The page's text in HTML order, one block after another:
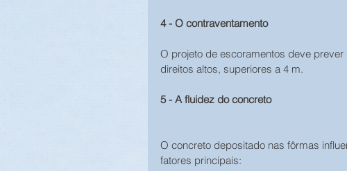
4 - O contraventamento
O projeto de escoramentos deve
direitos altos, superiores a 4 m.
5 - A fluidez do concreto
O concreto depositado nas fôrmas
fatores principais: